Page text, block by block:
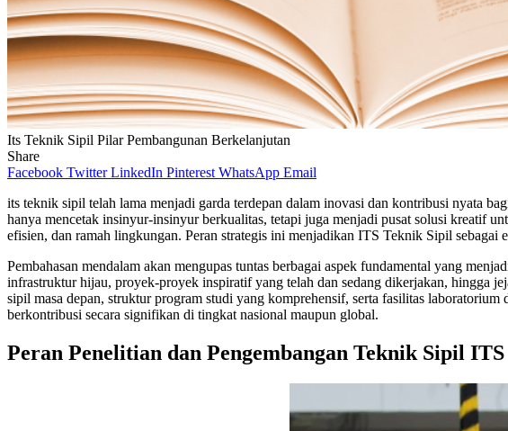
Its Teknik Sipil Pilar Pembangunan Berkelanjutan
Share
Facebook Twitter LinkedIn Pinterest WhatsApp Email
its teknik sipil telah lama menjadi garda terdepan dalam inovasi dan kontribusi nyata
hanya mencetak insinyur-insinyur berkualitas, tetapi juga menjadi pusat solusi kreatif
efisien, dan ramah lingkungan. Peran strategis ini menjadikan ITS Teknik Sipil
Pembahasan mendalam akan mengupas tuntas berbagai aspek fundamental yang
infrastruktur hijau, proyek-proyek inspiratif yang telah dan sedang dikerjakan, hingga
sipil masa depan, struktur program studi yang komprehensif, serta fasilitas
berkontribusi secara signifikan di tingkat nasional maupun global.
Peran Penelitian dan Pengembangan Teknik Sipil ITS